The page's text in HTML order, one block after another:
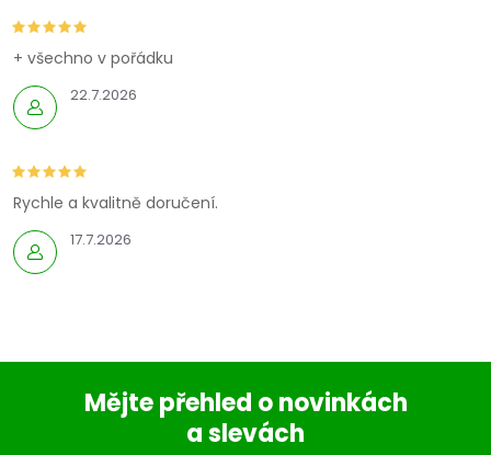
22.7.2026
+ všechno v pořádku
17.7.2026
Rychle a kvalitně doručení.
Mějte přehled o novinkách
a slevách